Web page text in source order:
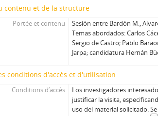
93 - Viera Gallo, José Antonio
94 - Boeninger, Edgardo
95 - Viera Gallo, Josè Antonio
96 - Boeninger, Edgardo
98 - Chonchol, Jacques
100 - Ossa Pretot, Sergio
101 - Mena, Odlanier
contenu et de la structure
Portée et contenu
Sesión entre Bardón M.,
Temas abordados: Carlos
Sergio de Castro; Pablo
Jarpa; candidatura Hernán
conditions d'accès et d'utilisation
Conditions d’accès
Los investigadores
justificar la visita,
uso del material solicitado.